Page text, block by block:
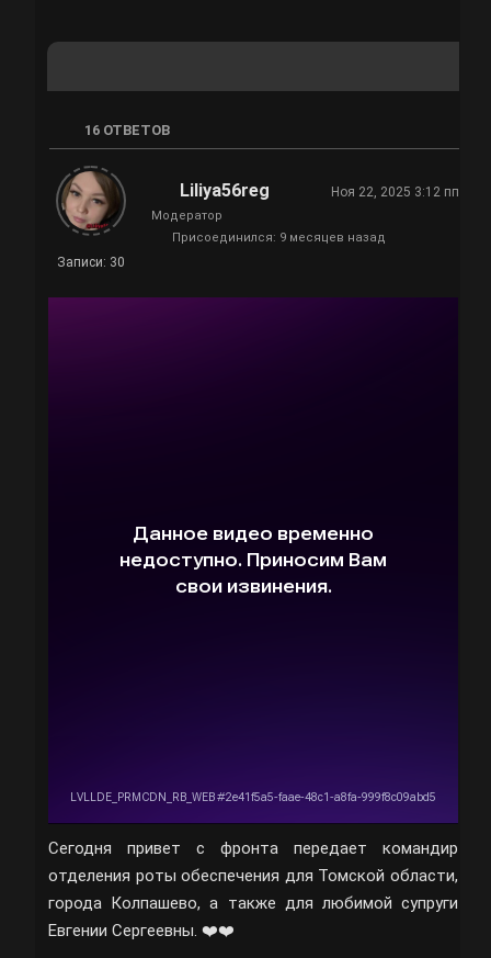
16 ОТВЕТОВ
Записи: 30
Liliya56reg Ноя 22, 2025 3:12 пп
Модератор
Присоединился: 9 месяцев назад
Сегодня привет с фронта передает командир
отделения роты обеспечения для Томской области,
города Колпашево, а также для любимой супруги
Евгении Сергеевны. ❤️❤️